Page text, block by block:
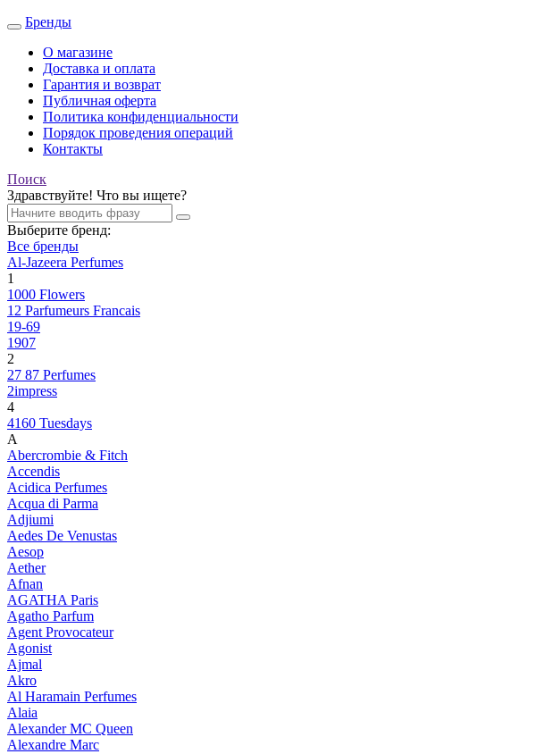
Бренды
О магазине
Доставка и оплата
Гарантия и возврат
Публичная оферта
Политика конфиденциальности
Порядок проведения операций
Контакты
Поиск
Здравствуйте! Что вы ищете?
Выберите бренд:
Все бренды
Al-Jazeera Perfumes
1
1000 Flowers
12 Parfumeurs Francais
19-69
1907
2
27 87 Perfumes
2impress
4
4160 Tuesdays
A
Abercrombie & Fitch
Accendis
Acidica Perfumes
Acqua di Parma
Adjiumi
Aedes De Venustas
Aesop
Aether
Afnan
AGATHA Paris
Agatho Parfum
Agent Provocateur
Agonist
Ajmal
Akro
Al Haramain Perfumes
Alaia
Alexander MC Queen
Alexandre Marc